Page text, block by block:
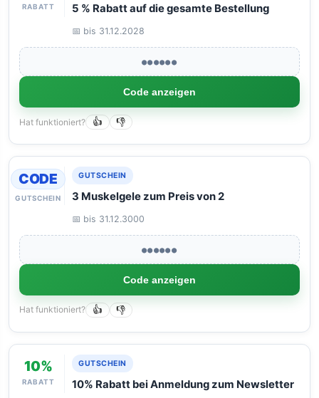
RABATT 5 % Rabatt auf die gesamte Bestellung
📅 bis 31.12.2028
●●●●●●
Code anzeigen
Hat funktioniert? 👍 👎
CODE
GUTSCHEIN
GUTSCHEIN
3 Muskelgele zum Preis von 2
📅 bis 31.12.3000
●●●●●●
Code anzeigen
Hat funktioniert? 👍 👎
10%
RABATT
GUTSCHEIN
10% Rabatt bei Anmeldung zum Newsletter